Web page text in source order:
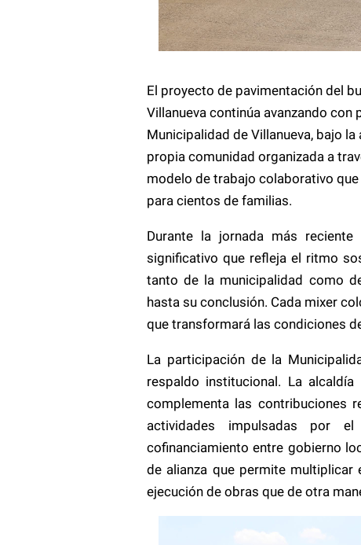
El proyecto de pavimentación del
Villanueva continúa avanzando
Municipalidad de Villanueva, bajo
propia comunidad organizada a
modelo de trabajo colaborativo
para cientos de familias.
Durante la jornada más
significativo que refleja el ritmo
tanto de la municipalidad como
hasta su conclusión. Cada mixer
que transformará las condiciones
La participación de la
respaldo institucional. La
complementa las contribuciones
actividades impulsadas por
cofinanciamiento entre gobierno
de alianza que permite
ejecución de obras que de otra